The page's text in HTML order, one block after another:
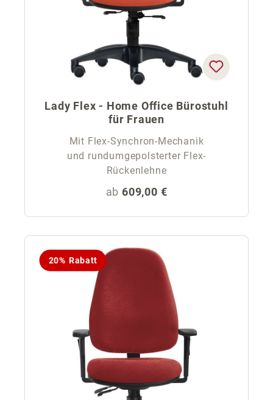
Lady Flex - Home Office Bürostuhl
für Frauen
Mit Flex-Synchron-Mechanik
und rundumgepolsterter Flex-
Rückenlehne
Regulärer Preis:
ab 609,00 €
20% Rabatt